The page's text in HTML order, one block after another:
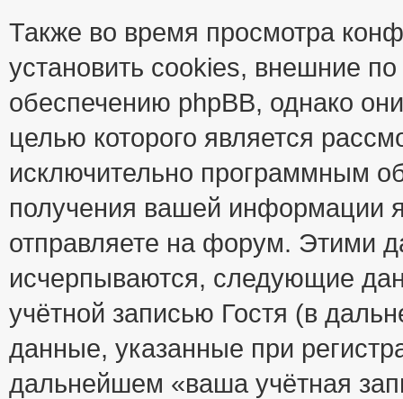
Также во время просмотра
установить cookies, внешние
обеспечению phpBB, однако
целью которого является
исключительно программным
получения вашей информации
отправляете на форум. Этими
исчерпываются, следующие
учётной записью Гостя (в
данные, указанные при
дальнейшем «ваша учётная